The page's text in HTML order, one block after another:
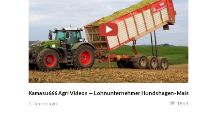
Kamasu666 Agri Videos — Lohnunternehmer Hundshagen- Maisernte
5 Jahren ago 1864